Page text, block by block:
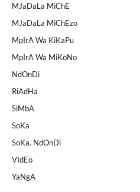
MJaDaLa MiChE
MJaDaLa MiChEzo
MpIrA Wa KiKaPu
MpIrA Wa MiKoNo
NdOnDi
RiAdHa
SiMbA
SoKa
SoKa. NdOnDi
VIdEo
YaNgA